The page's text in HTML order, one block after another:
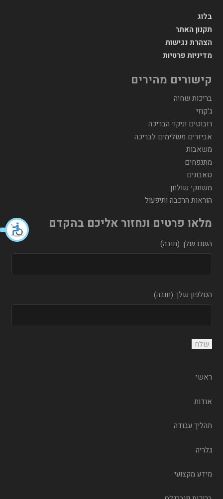
בלוג
תקנון האתר
הצהרת נגישות
מדיניות פרטיות
קישורים מהירים
בריכות שחיה
ג'קוזי
רובוטים וניקוי הבריכה
אביזרים משלימים לבריכה
משאבות
מתנפחים
טאבונים
משחקי שולחן
הוראות הרכבה ותיפעול
מלאו פרטים ונחזור אליכם בהקדם
השם שלך (חובה)
הטלפון שלך (חובה)
ראשי
אודות
תהליך עבודה
גלריה
מידע מקצועי